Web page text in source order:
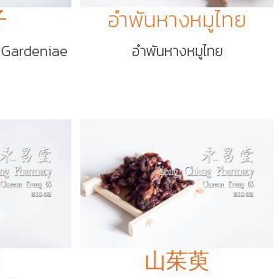
อำพันหางหมูไทย
อำพันหางหมูไทย
山茱萸